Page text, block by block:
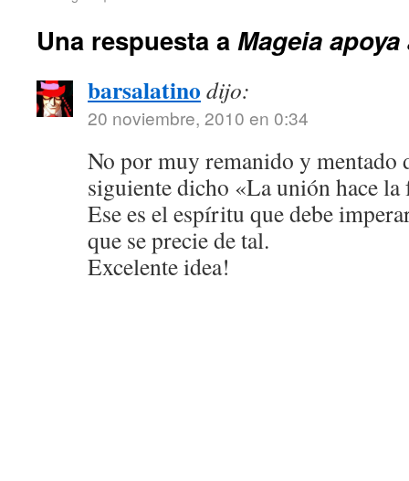
Una respuesta a Mageia
barsalatino dijo:
20 noviembre, 2010 en 0:34
No por muy remanido y mentado
siguiente dicho «La unión hace la
Ese es el espíritu que debe
que se precie de tal.
Excelente idea!